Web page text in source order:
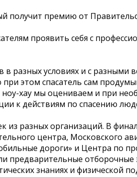
получит премию от
проявить себя с
разных условиях и с
этом спасатель сам
хау мы оцениваем и при
к действиям по спасению
из разных организаций. В
центра, Московского
дороги» и Центра по
предварительные
знаниях и физической